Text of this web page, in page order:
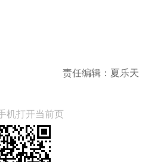
责任编辑：夏乐天
机打开当前页